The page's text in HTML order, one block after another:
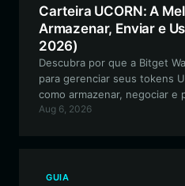
Carteira UCORN: A
Armazenar, Enviar e
2026)
Descubra por que a Bitget
para gerenciar seus tokens
como armazenar, negociar e
dos modelos econômicos
Aug 6, 2026
GUIA